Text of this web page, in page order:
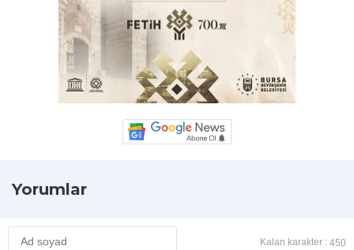
Yorumlar
Kalan karakter : 450